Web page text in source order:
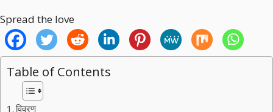
Spread the love
Table of Contents
विवरण